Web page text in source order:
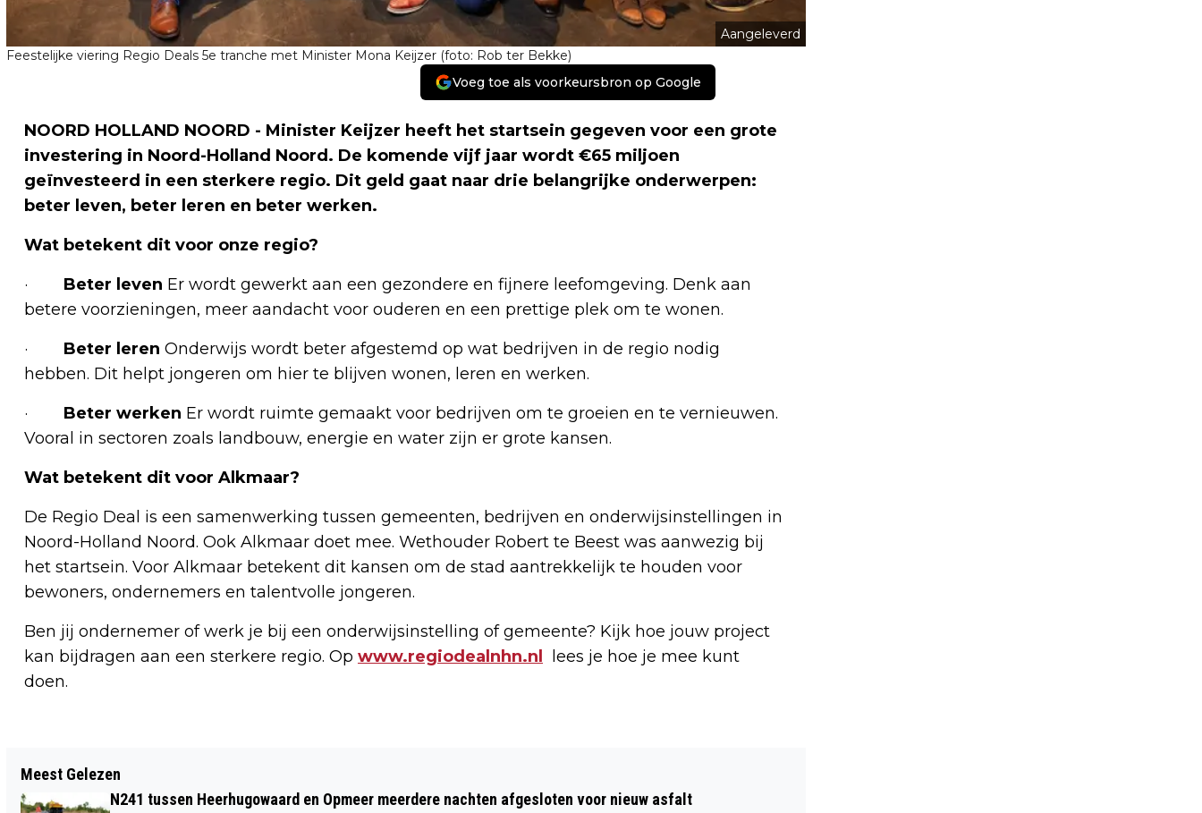
Aangeleverd
Feestelijke viering Regio Deals 5e tranche met Minister Mona Keijzer (foto: Rob ter Bekke)
Voeg toe als voorkeursbron op Google
NOORD HOLLAND NOORD - Minister Keijzer heeft het startsein gegeven voor een grote
investering in Noord-Holland Noord. De komende vijf jaar wordt €65 miljoen
geïnvesteerd in een sterkere regio. Dit geld gaat naar drie belangrijke onderwerpen:
beter leven, beter leren en beter werken.
Wat betekent dit voor onze regio?
· Beter leven Er wordt gewerkt aan een gezondere en fijnere leefomgeving. Denk aan
betere voorzieningen, meer aandacht voor ouderen en een prettige plek om te wonen.
· Beter leren Onderwijs wordt beter afgestemd op wat bedrijven in de regio nodig
hebben. Dit helpt jongeren om hier te blijven wonen, leren en werken.
· Beter werken Er wordt ruimte gemaakt voor bedrijven om te groeien en te vernieuwen.
Vooral in sectoren zoals landbouw, energie en water zijn er grote kansen.
Wat betekent dit voor Alkmaar?
De Regio Deal is een samenwerking tussen gemeenten, bedrijven en onderwijsinstellingen in
Noord-Holland Noord. Ook Alkmaar doet mee. Wethouder Robert te Beest was aanwezig bij
het startsein. Voor Alkmaar betekent dit kansen om de stad aantrekkelijk te houden voor
bewoners, ondernemers en talentvolle jongeren.
Ben jij ondernemer of werk je bij een onderwijsinstelling of gemeente? Kijk hoe jouw project
kan bijdragen aan een sterkere regio. Op www.regiodealnhn.nl
lees je hoe je mee kunt
doen.
GEMEENTE ALKMAAR DEELT 1500
Meest Gelezen
N241 tussen Heerhugowaard en Opmeer meerdere nachten afgesloten voor nieuw asfalt